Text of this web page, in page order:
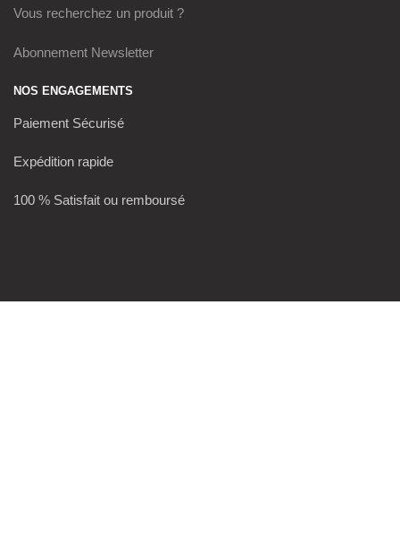
Vous recherchez un produit ?
Abonnement Newsletter
NOS ENGAGEMENTS
Paiement Sécurisé
Expédition rapide
100 % Satisfait ou remboursé